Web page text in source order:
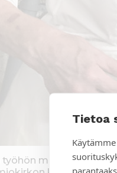
Tietoa
työhön maailmalla voi